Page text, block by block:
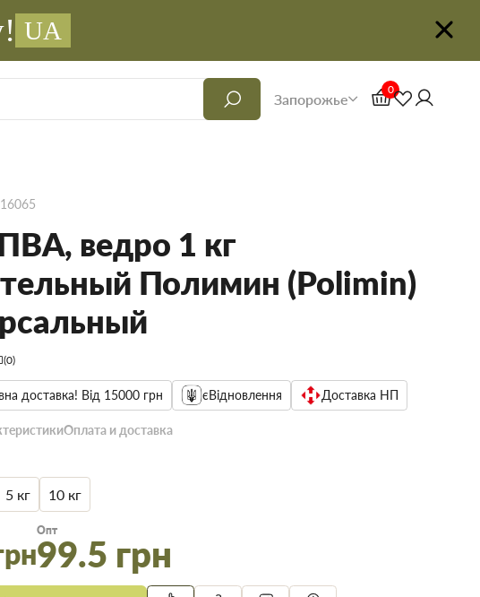
UA
Запорожье
0
ведро 1 кг
Полимин (Polimin)
(0)
доставка! Від 15000 грн єВідновлення Доставка НП
Оплата и доставка
5 кг 10 кг
Опт
99.5 грн